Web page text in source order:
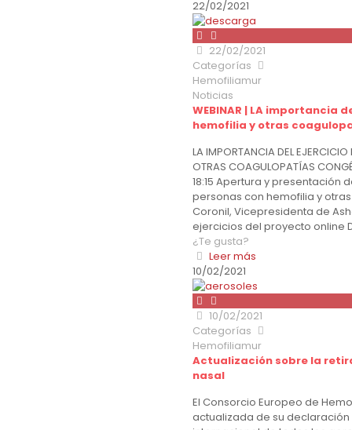
22/02/2021
22/02/2021
Categorías
Hemofiliamur
Noticias
WEBINAR | LA importancia
hemofilia y otras
LA IMPORTANCIA DEL
OTRAS COAGULOPATÍAS
18:15 Apertura y presentación
personas con hemofilia y
Coronil, Vicepresidenta de
ejercicios del proyecto online
¿Te gusta?
Leer más
10/02/2021
10/02/2021
Categorías
Hemofiliamur
Actualización sobre la
nasal
El Consorcio Europeo de
actualizada de su